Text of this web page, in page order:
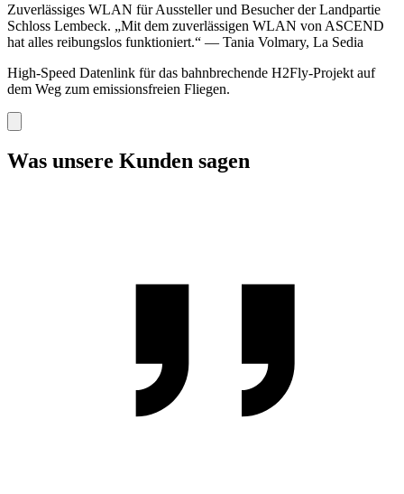
Zuverlässiges WLAN für Aussteller und Besucher der Landpartie
Schloss Lembeck. „Mit dem zuverlässigen WLAN von ASCEND
hat alles reibungslos funktioniert.“ — Tania Volmary, La Sedia
High-Speed Datenlink für das bahnbrechende H2Fly-Projekt auf
dem Weg zum emissionsfreien Fliegen.
Was unsere Kunden sagen